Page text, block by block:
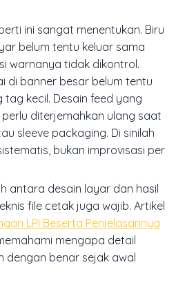
ini sangat menentukan. Biru
belum tentu keluar sama
warnanya tidak dikontrol.
di banner besar belum tentu
kecil. Desain feed yang
diterjemahkan ulang saat
sleeve packaging. Di sinilah
bukan improvisasi per
antara desain layar dan hasil
file cetak juga wajib. Artikel
LPI Beserta Penjelasannya
mengapa detail
dengan benar sejak awal